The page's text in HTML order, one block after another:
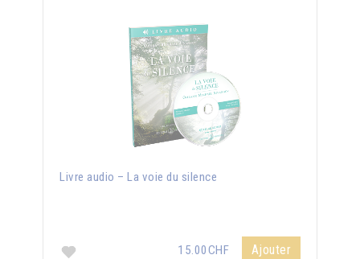
Livre audio – La voie du silence
15.00CHF Ajouter